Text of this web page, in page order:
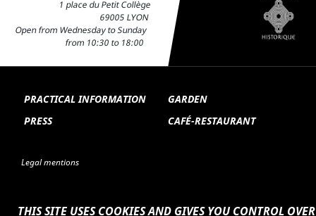
1 place du Petit Collège
69005 LYON
Open from Wednesday to Sunday
from 10:30 to 18:00
PRACTICAL INFORMATION
PRESS
GARDEN
CAFÉ-RESTAURANT
Legal mentions
THIS SITE USES COOKIES AND GIVES YOU CONTROL OVER